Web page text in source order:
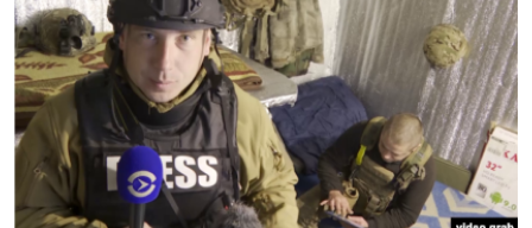
ПРОПАВШИЕ БЕЗ ВЕСТИ
ПОБЕДИТЕЛЕЙ НЕ СУДЯТ?
КРЫМ.НЕПОКОРЕННЫЙ
ELIFBE
УКРАИНСКАЯ ПРОБЛЕМА КРЫМА
ПРИСОЕДИНЯЙТЕСЬ!
Все сайты RFE/RL